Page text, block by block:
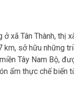
xã Tân Thành, thị
sở hữu những
Tây Nam Bộ,
ẩm thực chế biến